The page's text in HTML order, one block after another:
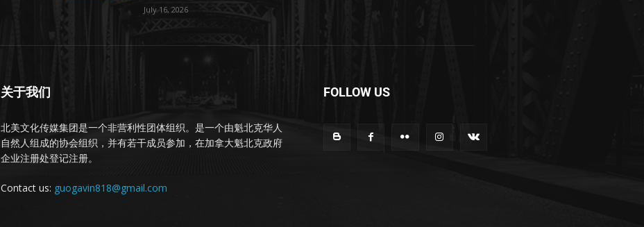
July 16, 2026
关于我们
北美文化传媒集团是一个非营利性团体组织。是一个由魁北克华人
自然人组成的协会组织，并有若干成员参加，在加拿大魁北克政府
企业注册处登记注册。
Contact us: guogavin818@gmail.com
FOLLOW US